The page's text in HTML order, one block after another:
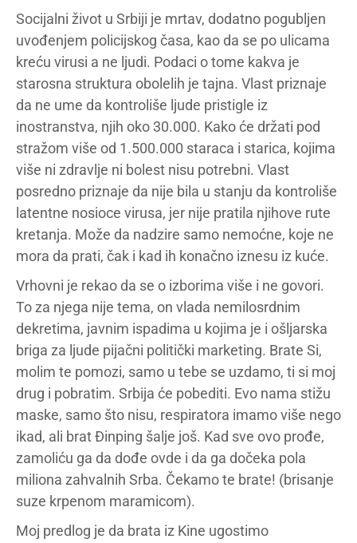
Socijalni život u Srbiji je mrtav, dodatno pogubljen
uvođenjem policijskog časa, kao da se po ulicama
kreću virusi a ne ljudi. Podaci o tome kakva je
starosna struktura obolelih je tajna. Vlast priznaje
da ne ume da kontroliše ljude pristigle iz
inostranstva, njih oko 30.000. Kako će držati pod
stražom više od 1.500.000 staraca i starica, kojima
više ni zdravlje ni bolest nisu potrebni. Vlast
posredno priznaje da nije bila u stanju da kontroliše
latentne nosioce virusa, jer nije pratila njihove rute
kretanja. Može da nadzire samo nemoćne, koje ne
mora da prati, čak i kad ih konačno iznesu iz kuće.
Vrhovni je rekao da se o izborima više i ne govori.
To za njega nije tema, on vlada nemilosrdnim
dekretima, javnim ispadima u kojima je i ošljarska
briga za ljude pijačni politički marketing. Brate Si,
molim te pomozi, samo u tebe se uzdamo, ti si moj
drug i pobratim. Srbija će pobediti. Evo nama stižu
maske, samo što nisu, respiratora imamo više nego
ikad, ali brat Đinping šalje još. Kad sve ovo prođe,
zamoliću ga da dođe ovde i da ga dočeka pola
miliona zahvalnih Srba. Čekamo te brate! (brisanje
suze krpenom maramicom).
Moj predlog je da brata iz Kine ugostimo